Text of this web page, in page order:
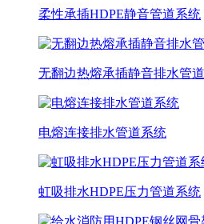
柔性承插HDPE静音管道系统
无翻边热熔承插静音排水管
电熔连接排水管道系统
虹吸排水HDPE压力管道系统